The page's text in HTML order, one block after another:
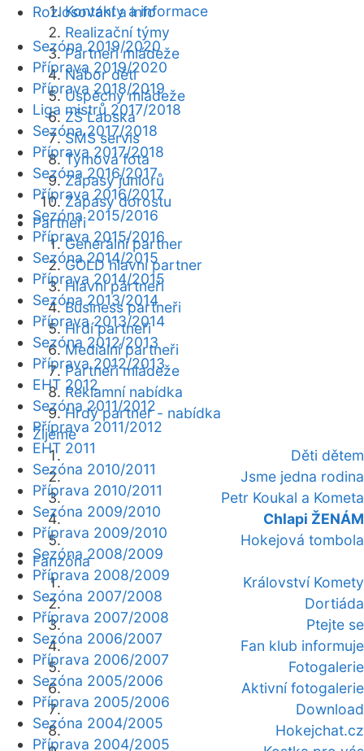
Kontakty a informace
Realizační týmy
Partneři mládeže
Nábor dětí
Úspěchy mládeže
ZŠ Labská
SMS servis
Týmová fota
Zápasy juniorů
Zápasy dorostu
Partneři
Generální partner
GOLD hlavní partner
Hlavní partneři
Business partneři
Hrdí partneři
Mediální partneři
Partneři mládeže
Reklamní nabídka
Hrdý partner - nabídka
Žijeme
Děti dětem
Jsme jedna rodina
Petr Koukal a Kometa
Chlapi ŽENÁM
Hokejová tombola
Fanzóna
Království Komety
Dortiáda
Ptejte se
Fan klub informuje
Fotogalerie
Aktivní fotogalerie
Download
Hokejchat.cz
Rozlosování a info
Sezóna 2019/2020
Příprava 2019/2020
Příprava 2018/2019
Liga mistrů 2017/2018
Sezóna 2017/2018
Příprava 2017/2018
Sezóna 2016/2017
Příprava 2016/2017
Sezóna 2015/2016
Příprava 2015/2016
Sezóna 2014/2015
Příprava 2014/2015
Sezóna 2013/2014
Příprava 2013/2014
Sezóna 2012/2013
Příprava 2012/2013
EHT 2012
Sezóna 2011/2012
Příprava 2011/2012
EHT 2011
Sezóna 2010/2011
Příprava 2010/2011
Sezóna 2009/2010
Příprava 2009/2010
Sezóna 2008/2009
Příprava 2008/2009
Sezóna 2007/2008
Příprava 2007/2008
Sezóna 2006/2007
Příprava 2006/2007
Sezóna 2005/2006
Příprava 2005/2006
Sezóna 2004/2005
Příprava 2004/2005